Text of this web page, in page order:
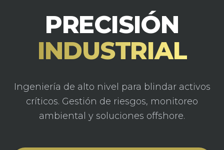
PRECISIÓN
INDUSTRIAL
Ingeniería de alto nivel para blindar activos
críticos. Gestión de riesgos, monitoreo
ambiental y soluciones offshore.